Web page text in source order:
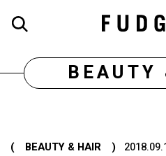
( BEAUTY & HAIR )